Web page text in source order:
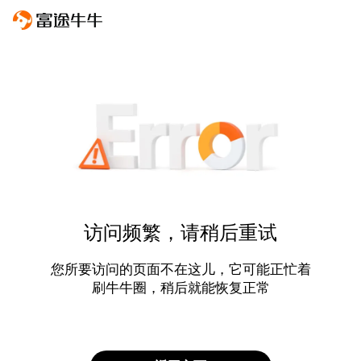
访问频繁，请稍后重试
您所要访问的页面不在这儿，它可能正忙着
刷牛牛圈，稍后就能恢复正常